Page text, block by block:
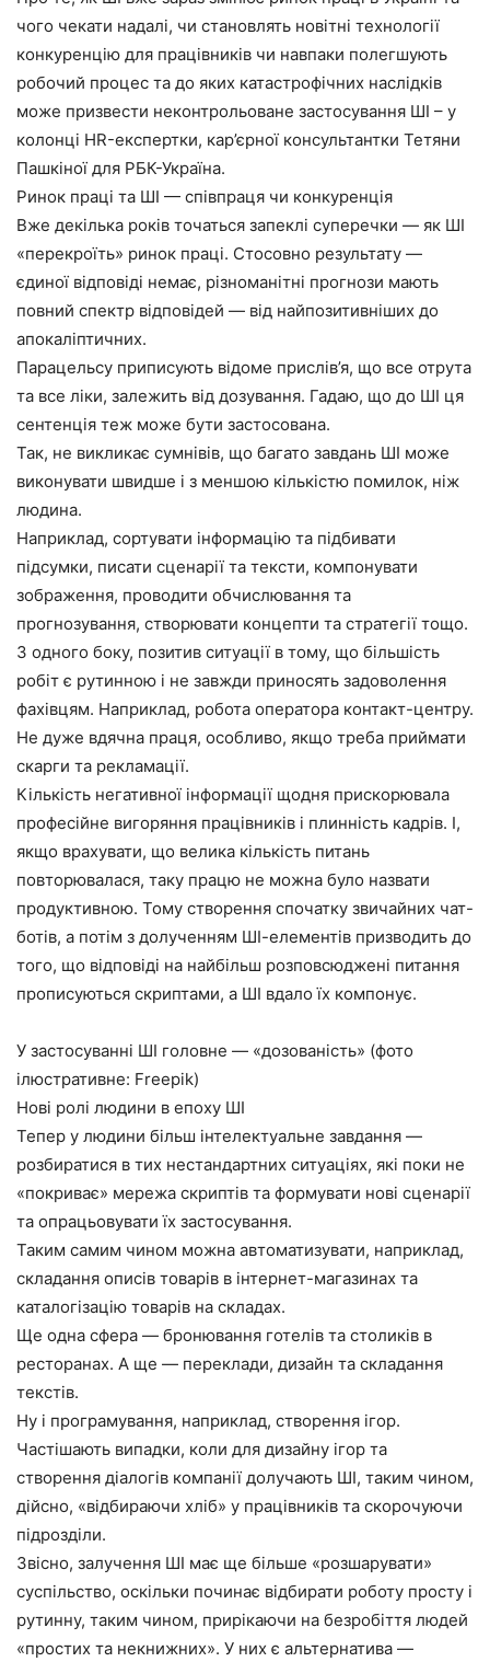
чого чекати надалі, чи становлять новітні технології
конкуренцію для працівників чи навпаки полегшують
робочий процес та до яких катастрофічних наслідків
може призвести неконтрольоване застосування ШІ – у
колонці HR-експертки, кар’єрної консультантки Тетяни
Пашкіної для РБК-Україна.
Ринок праці та ШІ — співпраця чи конкуренція
Вже декілька років точаться запеклі суперечки — як ШІ
«перекроїть» ринок праці. Стосовно результату —
єдиної відповіді немає, різноманітні прогнози мають
повний спектр відповідей — від найпозитивніших до
апокаліптичних.
Парацельсу приписують відоме прислів’я, що все отрута
та все ліки, залежить від дозування. Гадаю, що до ШІ ця
сентенція теж може бути застосована.
Так, не викликає сумнівів, що багато завдань ШІ може
виконувати швидше і з меншою кількістю помилок, ніж
людина.
Наприклад, сортувати інформацію та підбивати
підсумки, писати сценарії та тексти, компонувати
зображення, проводити обчислювання та
прогнозування, створювати концепти та стратегії тощо.
З одного боку, позитив ситуації в тому, що більшість
робіт є рутинною і не завжди приносять задоволення
фахівцям. Наприклад, робота оператора контакт-центру.
Не дуже вдячна праця, особливо, якщо треба приймати
скарги та рекламації.
Кількість негативної інформації щодня прискорювала
професійне вигоряння працівників і плинність кадрів. І,
якщо врахувати, що велика кількість питань
повторювалася, таку працю не можна було назвати
продуктивною. Тому створення спочатку звичайних чат-
ботів, а потім з долученням ШІ-елементів призводить до
того, що відповіді на найбільш розповсюджені питання
прописуються скриптами, а ШІ вдало їх компонує.
У застосуванні ШІ головне — «дозованість» (фото
ілюстративне: Freepik)
Нові ролі людини в епоху ШІ
Тепер у людини більш інтелектуальне завдання —
розбиратися в тих нестандартних ситуаціях, які поки не
«покриває» мережа скриптів та формувати нові сценарії
та опрацьовувати їх застосування.
Таким самим чином можна автоматизувати, наприклад,
складання описів товарів в інтернет-магазинах та
каталогізацію товарів на складах.
Ще одна сфера — бронювання готелів та столиків в
ресторанах. А ще — переклади, дизайн та складання
текстів.
Ну і програмування, наприклад, створення ігор.
Частішають випадки, коли для дизайну ігор та
створення діалогів компанії долучають ШІ, таким чином,
дійсно, «відбираючи хліб» у працівників та скорочуючи
підрозділи.
Звісно, залучення ШІ має ще більше «розшарувати»
суспільство, оскільки починає відбирати роботу просту і
рутинну, таким чином, прирікаючи на безробіття людей
«простих та некнижних». У них є альтернатива —